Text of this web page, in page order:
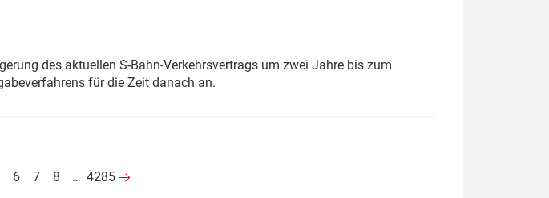
des aktuellen S-Bahn-Verkehrsvertrags um zwei Jahre bis zum
für die Zeit danach an.
6 7 8 … 4285